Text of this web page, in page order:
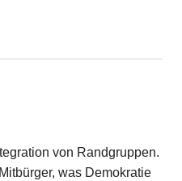
von Randgruppen.
was Demokratie